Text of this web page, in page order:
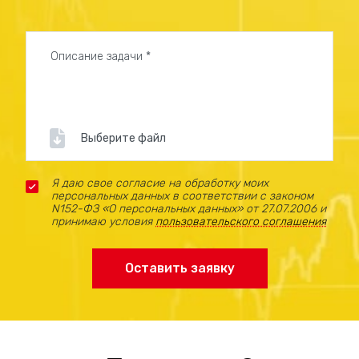
Монтаж и озвучивание анимационных
Создание реалистичных визуализаций
3D-моделирование ландшафта и
окружающей среды.
Разработка презентационных материалов
для архитектурных проектов.
3D-графика для рекламы:
Выберите файл
Я даю свое согласие на обработку моих
персональных данных в соответствии с законом
N152-ФЗ «О персональных данных» от 27.07.2006 и
принимаю условияпользовательского соглашения
Оставить заявку